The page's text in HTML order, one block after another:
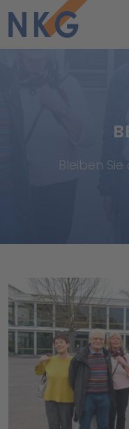
Bleiben